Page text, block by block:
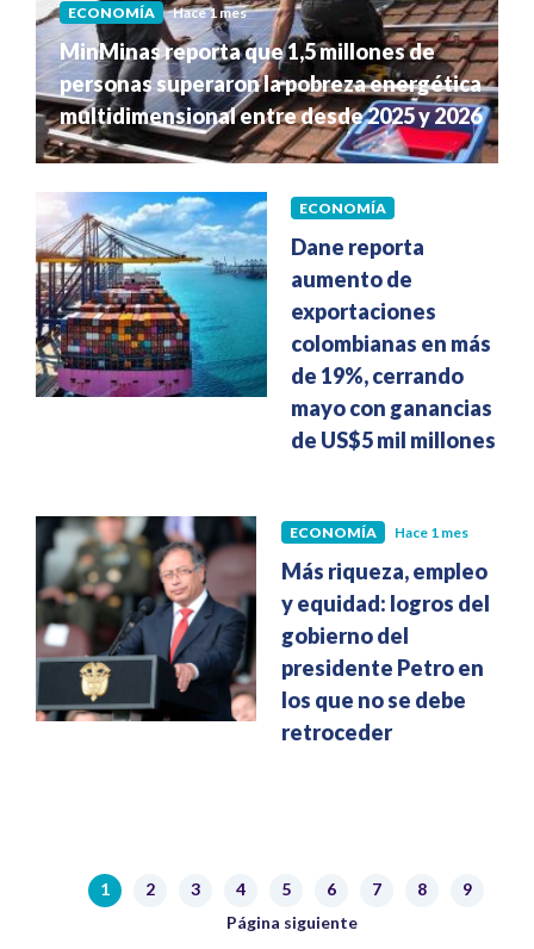
ECONOMÍA Hace 1 mes
MinMinas reporta que 1,5 millones de
personas superaron la pobreza energética
multidimensional entre desde 2025 y 2026
ECONOMÍA
Dane reporta
aumento de
exportaciones
colombianas en más
de 19%, cerrando
mayo con ganancias
de US$5 mil millones
ECONOMÍA Hace 1 mes
Más riqueza, empleo
y equidad: logros del
gobierno del
presidente Petro en
los que no se debe
retroceder
PaginaciónPágina actual
1 Página
2 Página
3 Página
4 Página
5 Página
6 Página
7 Página
8 Página
9
Siguiente página
Página siguiente